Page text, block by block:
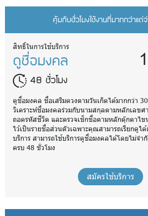
คุ้มกับชั่วโมงใช้งานที่มากกว่าแต่
สิทธิ์ในการใช้บริการ
ดูชื่อมงคล
48 ชั่วโมง
ดูชื่อมงคล ชื่อเสริมดวงตามวันเกิดได้มากกว่า
วิเคราะห์ชื่อมงคลร่วมกับนามสกุลตามหลักเลขศ
ถอดรหัสชีวิต และตรวจเช็กชื่อตามหลักตุ๊กตาไ
ไว้เป็นรายชื่อส่วนตัวเฉพาะคุณสามารถเรียกดูได้
บริการ สามารถใช้บริการดูชื่อมงคลได้โดยไม่จำ
ครบ 48 ชั่วโมง
สมัครใช้บริการ